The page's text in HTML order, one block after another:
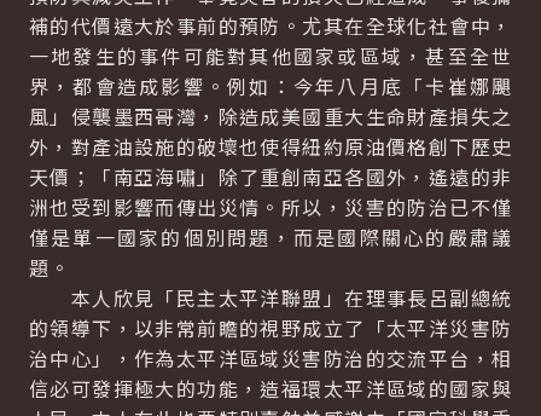
補的代價遠大於事前的預防。尤其在全球化社會中，
一地發生的事件可能對其他國家或區域，甚至全世
界，都會造成影響。例如：今年八月底「卡崔娜颶
風」侵襲墨西哥灣，除造成美國重大生命財產損失之
外，對產油設施的破壞也使得紐約原油價格創下歷史
天價；「南亞海嘯」除了重創南亞各國外，遙遠的非
洲也受到影響而傳出災情。所以，災害的防治已不僅
僅是單一國家的個別問題，而是國際關心的嚴肅議
題。
本人欣見「民主太平洋聯盟」在理事長呂副總統
的領導下，以非常前瞻的視野成立了「太平洋災害防
治中心」，作為太平洋區域災害防治的交流平台，相
信必可發揮極大的功能，造福環太平洋區域的國家與